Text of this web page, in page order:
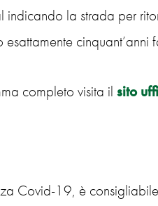
indicando la strada per
cinquant’anni
completo visita il sito
Covid-19, è